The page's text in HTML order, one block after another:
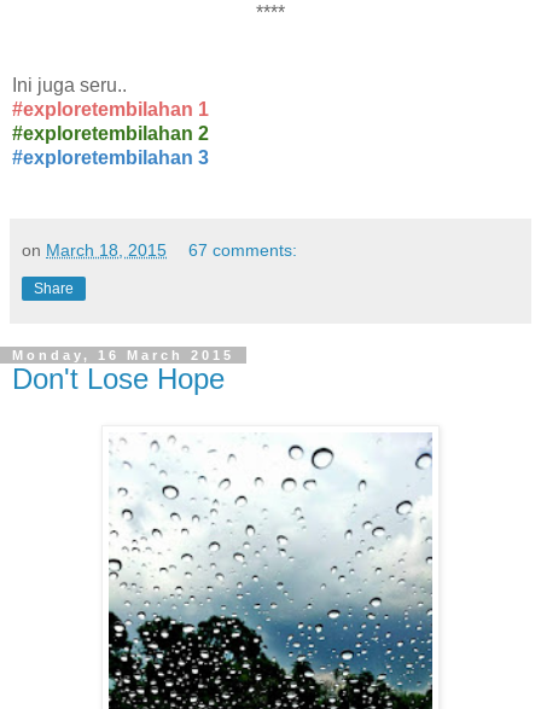
****
Ini juga seru..
#exploretembilahan 1
#exploretembilahan 2
#exploretembilahan 3
on March 18, 2015 67 comments:
Share
Monday, 16 March 2015
Don't Lose Hope